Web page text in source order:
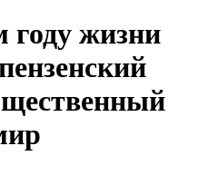
году жизни